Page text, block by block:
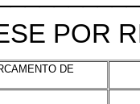
POR
DE